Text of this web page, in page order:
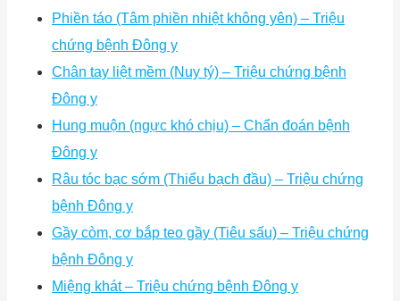
Phiền táo (Tâm phiền nhiệt không yên) – Triệu
chứng bệnh Đông y
Chân tay liệt mềm (Nuy tý) – Triệu chứng bệnh
Đông y
Hung muộn (ngực khó chịu) – Chẩn đoán bệnh
Đông y
Râu tóc bạc sớm (Thiểu bạch đầu) – Triệu chứng
bệnh Đông y
Gầy còm, cơ bắp teo gầy (Tiêu sấu) – Triệu chứng
bệnh Đông y
Miệng khát – Triệu chứng bệnh Đông y